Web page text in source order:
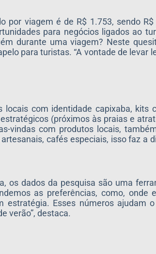
viagem é de R$ 1.753, sendo
para negócios ligados ao
durante uma viagem? Neste
para turistas. “A vontade de levar
com identidade capixaba, kits
(próximos às praias e
vindas com produtos locais,
cafés especiais, isso faz a
os dados da pesquisa são uma
as preferências, como, onde
Esses números ajudam
verão”, destaca.